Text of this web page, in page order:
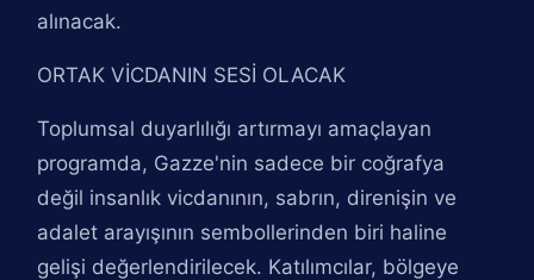
alınacak.
ORTAK VİCDANIN SESİ OLACAK
Toplumsal duyarlılığı artırmayı amaçlayan
programda, Gazze'nin sadece bir coğrafya
değil insanlık vicdanının, sabrın, direnişin ve
adalet arayışının sembollerinden biri haline
gelişi değerlendirilecek. Katılımcılar, bölgeye